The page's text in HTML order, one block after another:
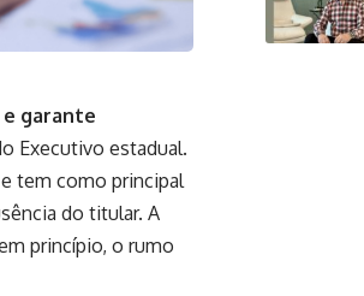
e garante
Executivo estadual.
tem como principal
do titular. A
princípio, o rumo